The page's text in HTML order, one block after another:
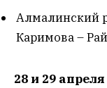
Алмалинский
Каримова –
28 и 29 апреля